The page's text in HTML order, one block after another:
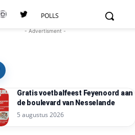
POLLS
- Advertisment -
Gratis voetbalfeest Feyenoord aan
de boulevard van Nesselande
5 augustus 2026